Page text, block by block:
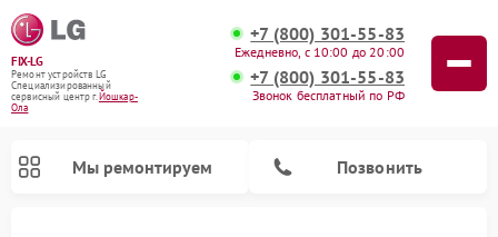
FIX-LG
Ремонт устройств LG
Специализированный
cервисный центр г.Йошкар-
Ола
+7 (800) 301-55-83
Ежедневно, с 10:00 до 20:00
+7 (800) 301-55-83
Звонок бесплатный по РФ
Мы ремонтируем Позвонить